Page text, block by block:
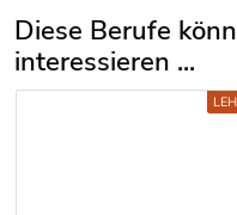
Diese Berufe
interessieren ...
Uber weitere